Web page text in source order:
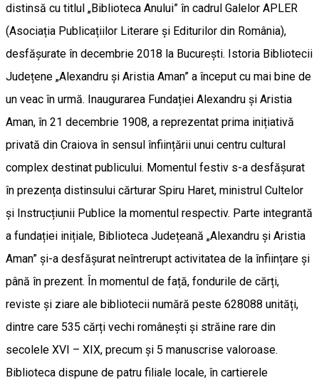
distinsă cu titlul „Biblioteca Anului” în cadrul Galelor APLER
(Asociația Publicațiilor Literare și Editurilor din România),
desfășurate în decembrie 2018 la București. Istoria Bibliotecii
Județene „Alexandru și Aristia Aman” a început cu mai bine de
un veac în urmă. Inaugurarea Fundației Alexandru și Aristia
Aman, în 21 decembrie 1908, a reprezentat prima inițiativă
privată din Craiova în sensul înființării unui centru cultural
complex destinat publicului. Momentul festiv s-a desfășurat
în prezența distinsului cărturar Spiru Haret, ministrul Cultelor
și Instrucțiunii Publice la momentul respectiv. Parte integrantă
a fundației inițiale, Biblioteca Județeană „Alexandru și Aristia
Aman” și-a desfășurat neîntrerupt activitatea de la înființare și
până în prezent. În momentul de față, fondurile de cărți,
reviste și ziare ale bibliotecii numără peste 628088 unități,
dintre care 535 cărți vechi românești și străine rare din
secolele XVI – XIX, precum și 5 manuscrise valoroase.
Biblioteca dispune de patru filiale locale, în cartierele